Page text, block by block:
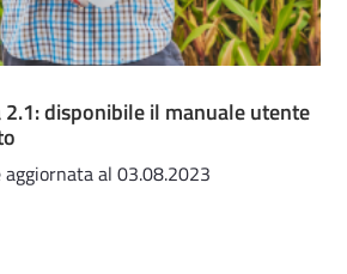
disponibile il manuale utente
al 03.08.2023